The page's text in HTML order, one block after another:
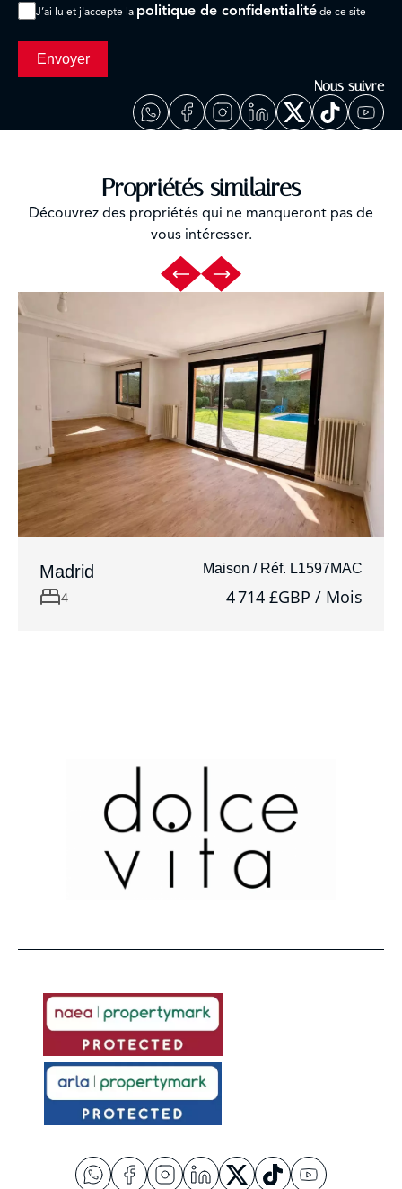
J’ai lu et j'accepte la politique de confidentialité de ce site
Envoyer
Nous suivre
Propriétés similaires
Découvrez des propriétés qui ne manqueront pas de
vous intéresser.
Madrid Maison / Réf. L1597MAC
4 4 714 £GBP / Mois